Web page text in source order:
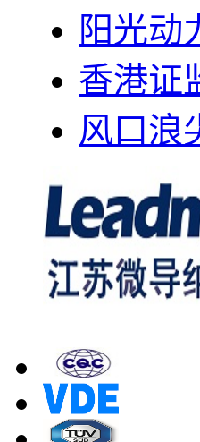
阳光动
香港证
风口浪